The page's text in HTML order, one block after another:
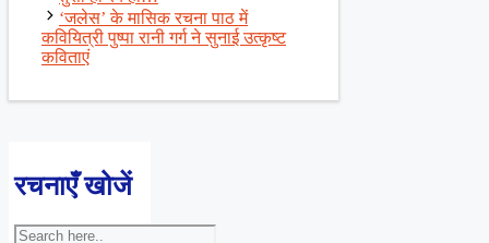
‘जलेस’ के मासिक रचना पाठ में
कवियित्री पुष्पा रानी गर्ग ने सुनाई उत्कृष्ट
कविताएं
रचनाएँ खोजें